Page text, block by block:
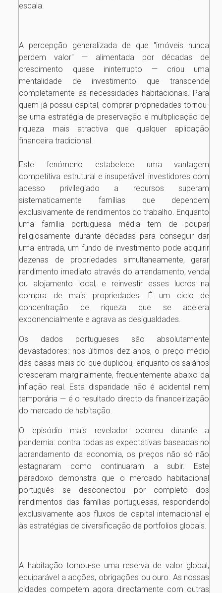
escala.
A percepção generalizada de que "imóveis nunca
perdem valor" — alimentada por décadas de
crescimento quase ininterrupto — criou uma
mentalidade de investimento que transcende
completamente as necessidades habitacionais. Para
quem já possui capital, comprar propriedades tornou-
se uma estratégia de preservação e multiplicação de
riqueza mais atractiva que qualquer aplicação
financeira tradicional.
Este fenómeno estabelece uma vantagem
competitiva estrutural e insuperável: investidores com
acesso privilegiado a recursos superam
sistematicamente famílias que dependem
exclusivamente de rendimentos do trabalho. Enquanto
uma família portuguesa média tem de poupar
religiosamente durante décadas para conseguir dar
uma entrada, um fundo de investimento pode adquirir
dezenas de propriedades simultaneamente, gerar
rendimento imediato através do arrendamento, venda
ou alojamento local, e reinvestir esses lucros na
compra de mais propriedades. É um ciclo de
concentração de riqueza que se acelera
exponencialmente e agrava as desigualdades.
Os dados portugueses são absolutamente
devastadores: nos últimos dez anos, o preço médio
das casas mais do que duplicou, enquanto os salários
cresceram marginalmente, frequentemente abaixo da
inflação real. Esta disparidade não é acidental nem
temporária — é o resultado directo da financeirização
do mercado de habitação.
O episódio mais revelador ocorreu durante a
pandemia: contra todas as expectativas baseadas no
abrandamento da economia, os preços não só não
estagnaram como continuaram a subir. Este
paradoxo demonstra que o mercado habitacional
português se desconectou por completo dos
rendimentos das famílias portuguesas, respondendo
exclusivamente aos fluxos de capital internacional e
às estratégias de diversificação de portfolios globais.
A habitação tornou-se uma reserva de valor global,
equiparável a acções, obrigações ou ouro. As nossas
cidades competem agora directamente com outras